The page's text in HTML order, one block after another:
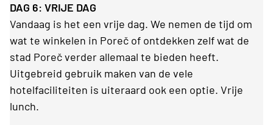
DAG 6: VRIJE DAG
Vandaag is het een vrije dag. We nemen de tijd om
wat te winkelen in Poreč of ontdekken zelf wat de
stad Poreč verder allemaal te bieden heeft.
Uitgebreid gebruik maken van de vele
hotelfaciliteiten is uiteraard ook een optie. Vrije
lunch.